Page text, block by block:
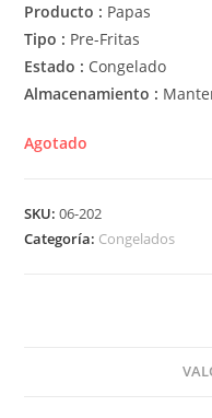
Producto : Papas
Tipo : Pre-Fritas
Estado : Congelado
Almacenamiento :
Agotado
SKU:06-202
Categoría: Congelados